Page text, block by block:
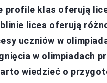
profile klas oferują
licea oferują
uczniów w
w olimpiadach
wiedzieć o